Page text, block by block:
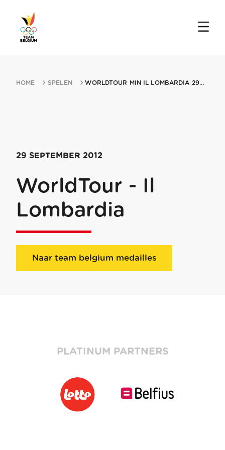
HOME SPELEN WORLDTOUR MIN IL LOMBARDIA 29092012 BERGAMO
29 SEPTEMBER 2012
WorldTour - Il
Lombardia
Naar team belgium medailles
PLATINUM PARTNERS